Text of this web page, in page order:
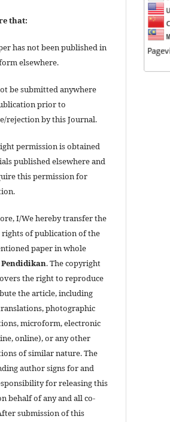
that:
has not been published in
elsewhere.
be submitted anywhere
prior to
rejection by this Journal.
permission is obtained
published elsewhere and
this permission for
I/We hereby transfer the
of publication of the
paper in whole
Pendidikan. The copyright
the right to reproduce
the article, including
photographic
microform, electronic
online), or any other
of similar nature. The
author signs for and
for releasing this
behalf of any and all co-
submission of this